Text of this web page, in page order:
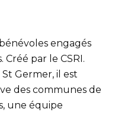
engagés
Créé par le CSRI.
Germer, il est
des communes de
une équipe